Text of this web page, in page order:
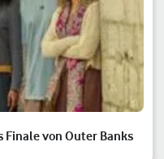
Finale von Outer Banks